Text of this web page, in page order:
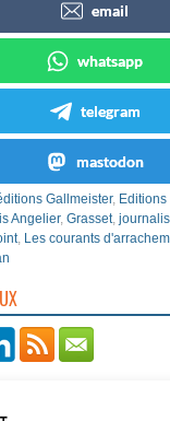
email
whatsapp
telegram
mastodon
Gallmeister,
Angelier, Grasset,
, Les courants